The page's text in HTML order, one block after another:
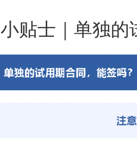
士｜单独的